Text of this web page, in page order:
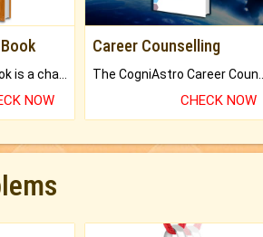
NOW
Career Counselling
CHECK NOW